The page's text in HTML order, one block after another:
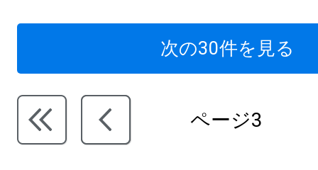
次の30件を見る
ページ3